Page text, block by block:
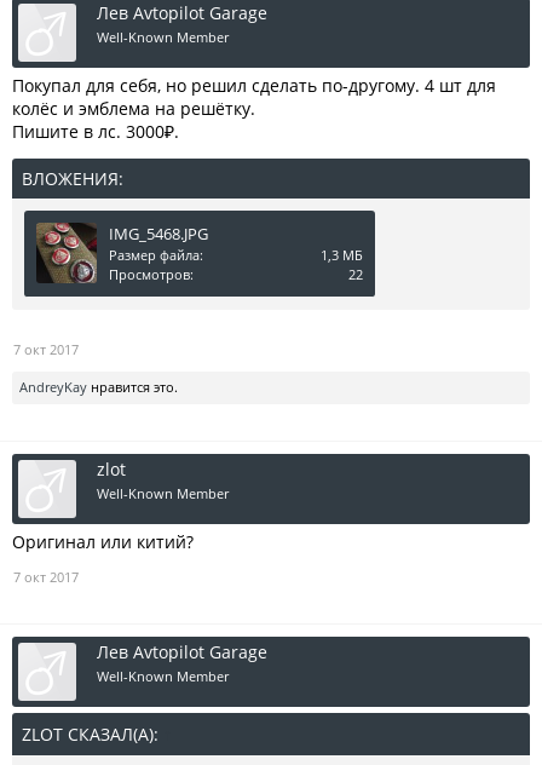
Лев Avtopilot Garage
Well-Known Member
Покупал для себя, но решил сделать по-другому. 4 шт для
колёс и эмблема на решётку.
Пишите в лс. 3000₽.
ВЛОЖЕНИЯ:
IMG_5468.JPG
Размер файла:
1,3 МБ
Просмотров:
22
7 окт 2017
AndreyKay нравится это.
zlot
Well-Known Member
Оригинал или китий?
7 окт 2017
Лев Avtopilot Garage
Well-Known Member
ZLOT СКАЗАЛ(А):